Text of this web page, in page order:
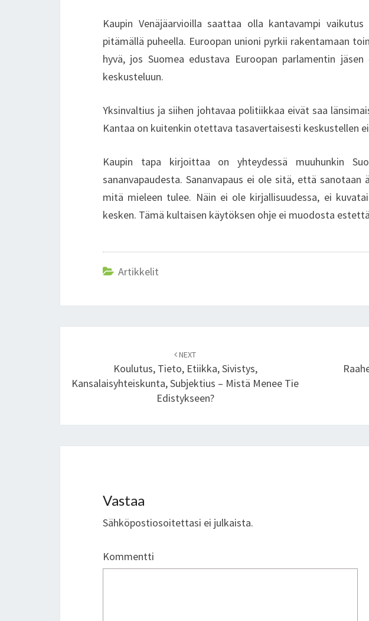
Kaupin Venäjäarvioilla saattaa olla kantavampi vaikutus
pitämällä puheella. Euroopan unioni pyrkii rakentamaan
hyvä, jos Suomea edustava Euroopan parlamentin
keskusteluun.
Yksinvaltius ja siihen johtavaa politiikkaa eivät saa
Kantaa on kuitenkin otettava tasavertaisesti keskustellen
Kaupin tapa kirjoittaa on yhteydessä muuhunkin
sananvapaudesta. Sananvapaus ei ole sitä, että sanotaan
mitä mieleen tulee. Näin ei ole kirjallisuudessa, ei
kesken. Tämä kultaisen käytöksen ohje ei muodosta
Artikkelit
navigation
NEXT
Koulutus, Tieto, Etiikka, Sivistys,
Kansalaisyhteiskunta, Subjektius – Mistä Menee Tie
Edistykseen?
Vastaa
Sähköpostiosoitettasi ei julkaista.
Kommentti